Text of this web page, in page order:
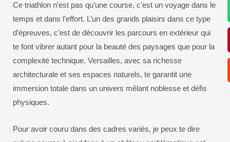
Ce triathlon n’est pas qu’une course, c’est un voyage dans le
temps et dans l’effort. L’un des grands plaisirs dans ce type
d’épreuves, c’est de découvrir les parcours en extérieur qui
te font vibrer autant pour la beauté des paysages que pour la
complexité technique. Versailles, avec sa richesse
architecturale et ses espaces naturels, te garantit une
immersion totale dans un univers mêlant noblesse et défis
physiques.
Pour avoir couru dans des cadres variés, je peux te dire